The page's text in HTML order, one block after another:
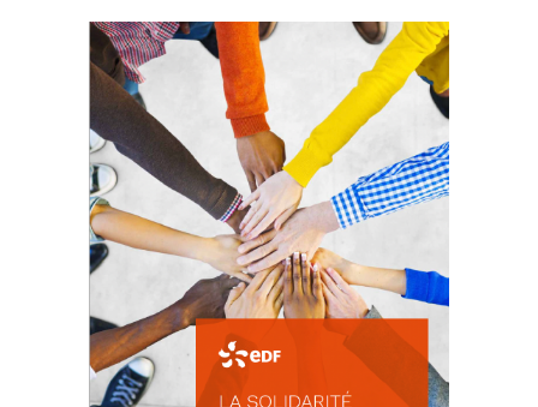
La prévention des conflits
d’intérêts
18 septembre 2023
FEUILLETER